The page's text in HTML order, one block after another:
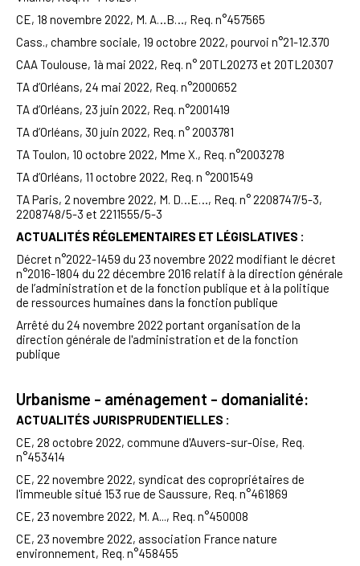
CE, 18 novembre 2022, M. A…B…, Req. n°457565
Cass., chambre sociale, 19 octobre 2022, pourvoi n°21-12.370
CAA Toulouse, 1à mai 2022, Req. n° 20TL20273 et 20TL20307
TA d’Orléans, 24 mai 2022, Req. n°2000652
TA d’Orléans, 23 juin 2022, Req. n°2001419
TA d’Orléans, 30 juin 2022, Req. n° 2003781
TA Toulon, 10 octobre 2022, Mme X., Req. n°2003278
TA d’Orléans, 11 octobre 2022, Req. n °2001549
TA Paris, 2 novembre 2022, M. D…E…, Req. n° 2208747/5-3,
2208748/5-3 et 2211555/5-3
ACTUALITÉS RÉGLEMENTAIRES ET LÉGISLATIVES :
Décret n°2022-1459 du 23 novembre 2022 modifiant le décret
n°2016-1804 du 22 décembre 2016 relatif à la direction générale
de l’administration et de la fonction publique et à la politique
de ressources humaines dans la fonction publique
Arrêté du 24 novembre 2022 portant organisation de la
direction générale de l'administration et de la fonction
publique
Urbanisme - aménagement - domanialité:
ACTUALITÉS JURISPRUDENTIELLES :
CE, 28 octobre 2022, commune d'Auvers-sur-Oise, Req.
n°453414
CE, 22 novembre 2022, syndicat des copropriétaires de
l'immeuble situé 153 rue de Saussure, Req. n°461869
CE, 23 novembre 2022, M. A..., Req. n°450008
CE, 23 novembre 2022, association France nature
environnement, Req. n°458455